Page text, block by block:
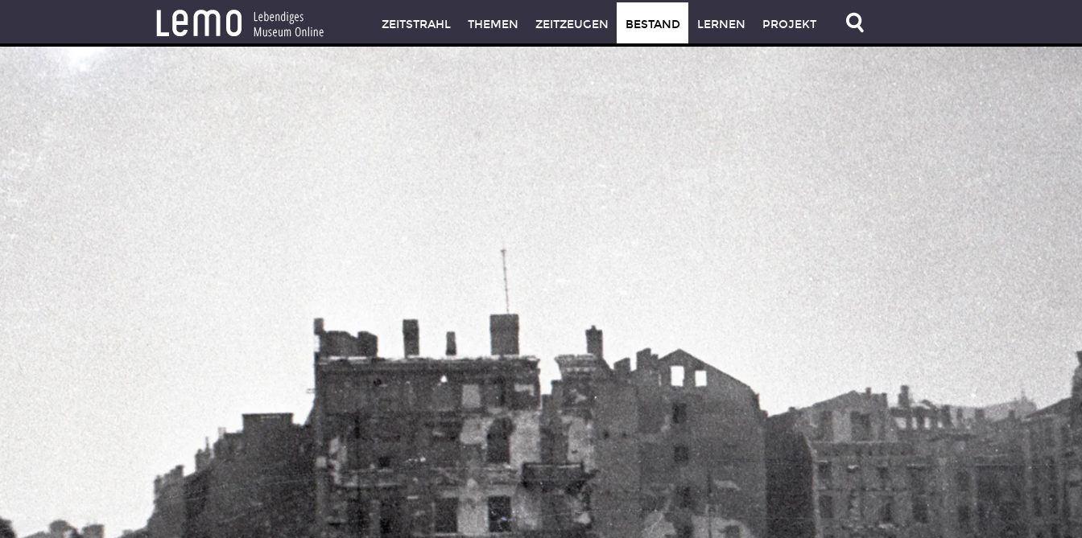
ZEITSTRAHL THEMEN ZEITZEUGEN BESTAND LERNEN PROJEKT